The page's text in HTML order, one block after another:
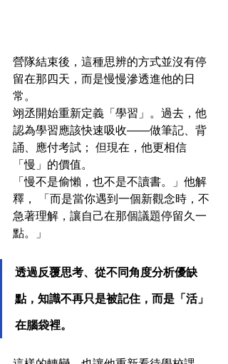
營隊結束後，這種思辨的方式並沒有停
留在那四天，而是慢慢滲透進他的日
常。
翊丞開始重新定義「學習」。過去，他
認為學習應該快速吸收——做筆記、背
誦、應付考試； 但現在，他更相信
「慢」的價值。
「慢不是偷懶，也不是不讀書。」他解
釋， 「而是當你遇到一個新觀念時，不
急著理解，讓自己在那個議題停留久一
點。」
透過反覆思考、從不同角度分析優缺
點，知識不再只是被記住，而是「活」
在腦袋裡。